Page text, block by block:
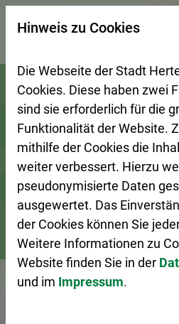
Zur Startseite (Schnelltaste 0)
Zum Seitenanfang springen
Zur Navigation/Menü springen
Zur Suche springen (Schnelltaste
Zum Inhalt springen (Schnelltaste
Zum Fußbereich springen
Stadtleben
Vorlesen
Hinweis zu Cookies
Die Webseite der Stadt
Cookies. Diese haben zwei
sind sie erforderlich für die
Funktionalität der Website.
mithilfe der Cookies die
weiter verbessert. Hierzu
pseudonymisierte Daten
ausgewertet. Das
der Cookies können Sie
Weitere Informationen zu
Website finden Sie in der
und im Impressum.